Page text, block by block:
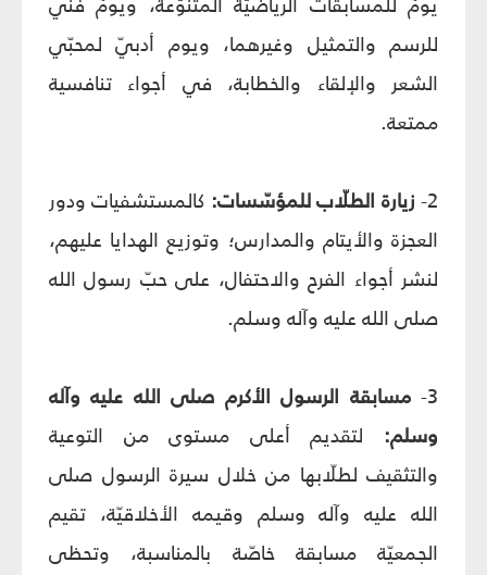
للرسم والتمثيل وغيرهما، ويوم أدبيّ لمحبّي
الشعر والإلقاء والخطابة، في أجواء تنافسية
ممتعة.
2- زيارة الطلّاب للمؤسّسات: كالمستشفيات ودور
العجزة والأيتام والمدارس؛ وتوزيع الهدايا عليهم،
لنشر أجواء الفرح والاحتفال، على حبّ رسول الله
صلى الله عليه وآله وسلم.
3- مسابقة الرسول الأكرم صلى الله عليه وآله
وسلم: لتقديم أعلى مستوى من التوعية
والتثقيف لطلّابها من خلال سيرة الرسول صلى
الله عليه وآله وسلم وقيمه الأخلاقيّة، تقيم
الجمعيّة مسابقة خاصّة بالمناسبة، وتحظى